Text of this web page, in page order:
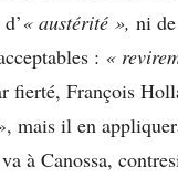
« austérité », ni de
: «
fierté, François
mais il en
à Canossa,